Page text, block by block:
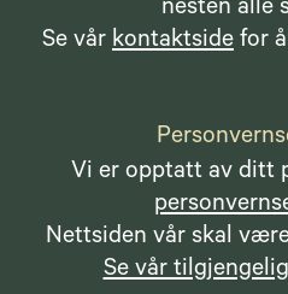
nesten alle
Se vår kontaktside for
Vi er opptatt av ditt
Nettsiden vår skal
Se vår